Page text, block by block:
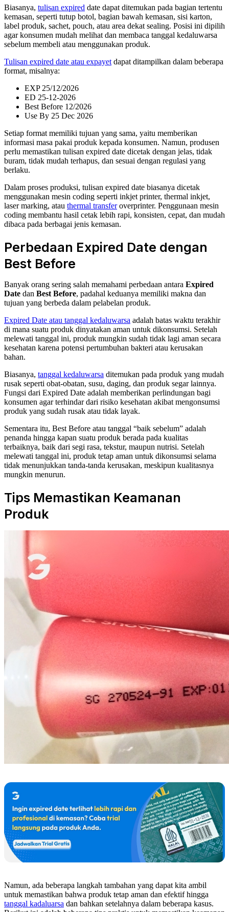
Biasanya, tulisan expired date dapat ditemukan pada bagian tertentu
kemasan, seperti tutup botol, bagian bawah kemasan, sisi karton,
label produk, sachet, pouch, atau area dekat sealing. Posisi ini dipilih
agar konsumen mudah melihat dan membaca tanggal kedaluwarsa
sebelum membeli atau menggunakan produk.
Tulisan expired date atau expayet dapat ditampilkan dalam beberapa
format, misalnya:
EXP 25/12/2026
ED 25-12-2026
Best Before 12/2026
Use By 25 Dec 2026
Setiap format memiliki tujuan yang sama, yaitu memberikan
informasi masa pakai produk kepada konsumen. Namun, produsen
perlu memastikan tulisan expired date dicetak dengan jelas, tidak
buram, tidak mudah terhapus, dan sesuai dengan regulasi yang
berlaku.
Dalam proses produksi, tulisan expired date biasanya dicetak
menggunakan mesin coding seperti inkjet printer, thermal inkjet,
laser marking, atau thermal transferoverprinter. Penggunaan mesin
coding membantu hasil cetak lebih rapi, konsisten, cepat, dan mudah
dibaca pada berbagai jenis kemasan.
Perbedaan Expired Date dengan
Best Before
Banyak orang sering salah memahami perbedaan antara Expired
Date dan Best Before, padahal keduanya memiliki makna dan
tujuan yang berbeda dalam pelabelan produk.
Expired Date atau tanggal kedaluwarsa adalah batas waktu terakhir
di mana suatu produk dinyatakan aman untuk dikonsumsi. Setelah
melewati tanggal ini, produk mungkin sudah tidak lagi aman secara
kesehatan karena potensi pertumbuhan bakteri atau kerusakan
bahan.
Biasanya, tanggal kedaluwarsa ditemukan pada produk yang mudah
rusak seperti obat-obatan, susu, daging, dan produk segar lainnya.
Fungsi dari Expired Date adalah memberikan perlindungan bagi
konsumen agar terhindar dari risiko kesehatan akibat mengonsumsi
produk yang sudah rusak atau tidak layak.
Sementara itu, Best Before atau tanggal “baik sebelum” adalah
penanda hingga kapan suatu produk berada pada kualitas
terbaiknya, baik dari segi rasa, tekstur, maupun nutrisi. Setelah
melewati tanggal ini, produk tetap aman untuk dikonsumsi selama
tidak menunjukkan tanda-tanda kerusakan, meskipun kualitasnya
mungkin menurun.
Tips Memastikan Keamanan
Produk
Namun, ada beberapa langkah tambahan yang dapat kita ambil
untuk memastikan bahwa produk tetap aman dan efektif hingga
tanggal kadaluarsa dan bahkan setelahnya dalam beberapa kasus.